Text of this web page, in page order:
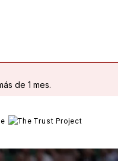
de 1 mes.